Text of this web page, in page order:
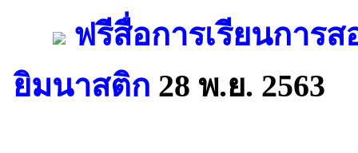
ฟรีสื่อการเรียนการ
ยิมนาสติก 28 พ.ย. 2563